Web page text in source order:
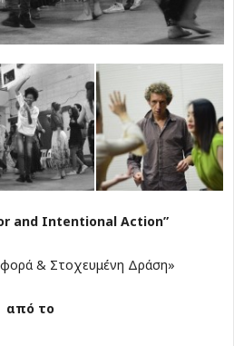
and Intentional Action”
& Στοχευμένη Δράση»
από το